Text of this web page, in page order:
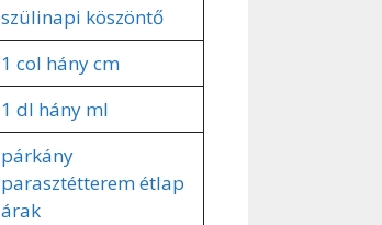
szülinapi köszöntő
1 col hány cm
1 dl hány ml
párkány
parasztétterem étlap
árak